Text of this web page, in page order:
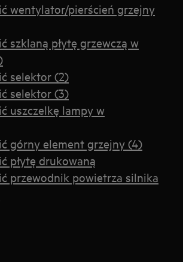
wentylator/pierścień grzejny
szklaną płytę grzewczą w
selektor (2)
selektor (3)
uszczelkę lampy w
górny element grzejny (4)
płytę drukowaną
przewodnik powietrza silnika